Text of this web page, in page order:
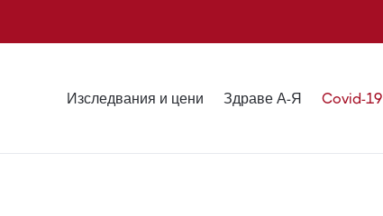
Изследвания и цени Здраве А-Я Covid-19